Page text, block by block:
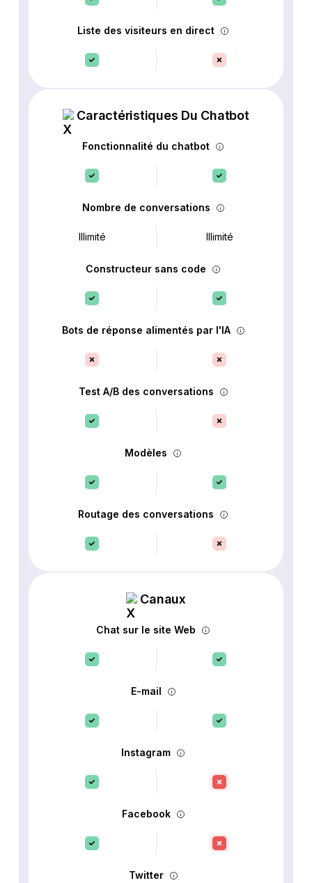
Liste des visiteurs en direct
Caractéristiques Du Chatbot
Fonctionnalité du chatbot
Nombre de conversations
Illimité Illimité
Constructeur sans code
Bots de réponse alimentés par l'IA
Test A/B des conversations
Modèles
Routage des conversations
Canaux
Chat sur le site Web
E-mail
Instagram
Facebook
Twitter